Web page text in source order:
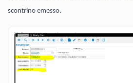
scontrino emesso.